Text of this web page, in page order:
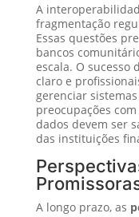
A
fragmentação
Essas questões
bancos
escala. O sucesso
claro e
gerenciar
preocupações
dados devem ser
das instituições
A longo prazo, as